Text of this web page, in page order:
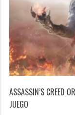
ASSASSIN’S CREED
JUEGO